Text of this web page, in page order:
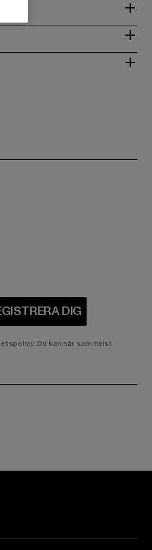
DIG
Du kan när som helst